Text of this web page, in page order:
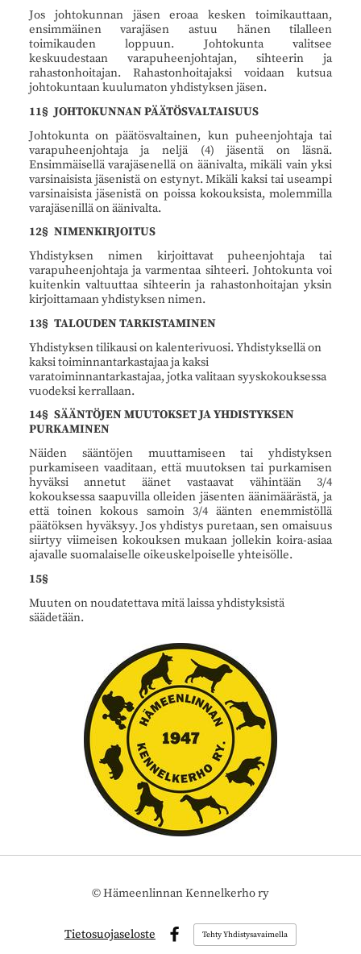
Jos johtokunnan jäsen eroaa kesken toimikauttaan,
ensimmäinen varajäsen astuu hänen tilalleen
toimikauden loppuun. Johtokunta valitsee
keskuudestaan varapuheenjohtajan, sihteerin ja
rahastonhoitajan. Rahastonhoitajaksi voidaan kutsua
johtokuntaan kuulumaton yhdistyksen jäsen.
11§ JOHTOKUNNAN PÄÄTÖSVALTAISUUS
Johtokunta on päätösvaltainen, kun puheenjohtaja tai
varapuheenjohtaja ja neljä (4) jäsentä on läsnä.
Ensimmäisellä varajäsenellä on äänivalta, mikäli vain yksi
varsinaisista jäsenistä on estynyt. Mikäli kaksi tai useampi
varsinaisista jäsenistä on poissa kokouksista, molemmilla
varajäsenillä on äänivalta.
12§ NIMENKIRJOITUS
Yhdistyksen nimen kirjoittavat puheenjohtaja tai
varapuheenjohtaja ja varmentaa sihteeri. Johtokunta voi
kuitenkin valtuuttaa sihteerin ja rahastonhoitajan yksin
kirjoittamaan yhdistyksen nimen.
13§ TALOUDEN TARKISTAMINEN
Yhdistyksen tilikausi on kalenterivuosi. Yhdistyksellä on
kaksi toiminnantarkastajaa ja kaksi
varatoiminnantarkastajaa, jotka valitaan syyskokouksessa
vuodeksi kerrallaan.
14§ SÄÄNTÖJEN MUUTOKSET JA YHDISTYKSEN
PURKAMINEN
Näiden sääntöjen muuttamiseen tai yhdistyksen
purkamiseen vaaditaan, että muutoksen tai purkamisen
hyväksi annetut äänet vastaavat vähintään 3/4
kokouksessa saapuvilla olleiden jäsenten äänimäärästä, ja
että toinen kokous samoin 3/4 äänten enemmistöllä
päätöksen hyväksyy. Jos yhdistys puretaan, sen omaisuus
siirtyy viimeisen kokouksen mukaan jollekin koira-asiaa
ajavalle suomalaiselle oikeuskelpoiselle yhteisölle.
15§
Muuten on noudatettava mitä laissa yhdistyksistä
säädetään.
©Hämeenlinnan Kennelkerho ry
Tietosuojaseloste
Facebook
Tehty Yhdistysavaimella